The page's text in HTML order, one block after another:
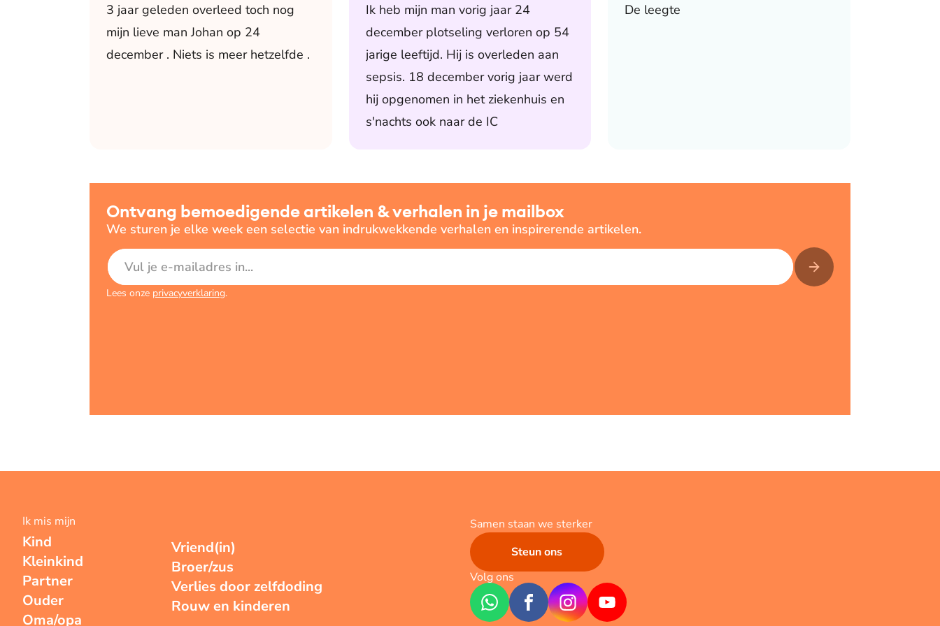
3 jaar geleden overleed toch nog
mijn lieve man Johan op 24
december . Niets is meer hetzelfde .
Ik heb mijn man vorig jaar 24
december plotseling verloren op 54
jarige leeftijd. Hij is overleden aan
sepsis. 18 december vorig jaar werd
hij opgenomen in het ziekenhuis en
s'nachts ook naar de IC
De leegte
Ontvang bemoedigende artikelen & verhalen in je mailbox
We sturen je elke week een selectie van indrukwekkende verhalen en inspirerende artikelen.
E-mailadres
Lees onze privacyverklaring.
Ik mis mijn
Kind
Kleinkind
Partner
Ouder
Oma/opa
Vriend(in)
Broer/zus
Verlies door zelfdoding
Rouw en kinderen
Samen staan we sterker
Steun ons
Volg ons